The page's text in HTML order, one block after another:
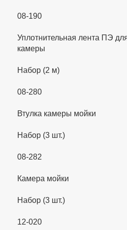
08-190
Уплотнительная лента ПЭ
камеры
Набор (2 м)
08-280
Втулка камеры мойки
Набор (3 шт.)
08-282
Камера мойки
Набор (3 шт.)
12-020